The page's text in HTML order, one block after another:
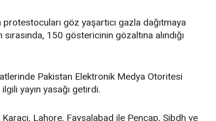
göz yaşartıcı gazla dağıtmaya
sırasında, 150 göstericinin gözaltına alındığı
Pakistan Elektronik Medya Otoritesi
yayın yasağı getirdi.
Karaçi, Lahore, Faysalabad ile Pencap, Sibdh ve